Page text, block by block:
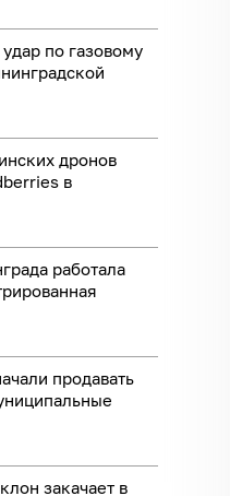
по газовому
дронов
в
работала
продавать
закачает в